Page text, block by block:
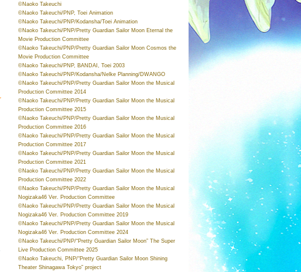
©Naoko Takeuchi
©Naoko Takeuchi/PNP, Toei Animation
©Naoko Takeuchi/PNP/Kodansha/Toei Animation
©Naoko Takeuchi/PNP/Pretty Guardian Sailor Moon Eternal the
Movie Production Committee
©Naoko Takeuchi/PNP/Pretty Guardian Sailor Moon Cosmos the
Movie Production Committee
©Naoko Takeuchi/PNP, BANDAI, Toei 2003
©Naoko Takeuchi/PNP/Kodansha/Nelke Planning/DWANGO
©Naoko Takeuchi/PNP/Pretty Guardian Sailor Moon the Musical
Production Committee 2014
©Naoko Takeuchi/PNP/Pretty Guardian Sailor Moon the Musical
Production Committee 2015
©Naoko Takeuchi/PNP/Pretty Guardian Sailor Moon the Musical
Production Committee 2016
©Naoko Takeuchi/PNP/Pretty Guardian Sailor Moon the Musical
Production Committee 2017
©Naoko Takeuchi/PNP/Pretty Guardian Sailor Moon the Musical
Production Committee 2021
©Naoko Takeuchi/PNP/Pretty Guardian Sailor Moon the Musical
Production Committee 2022
©Naoko Takeuchi/PNP/Pretty Guardian Sailor Moon the Musical
Nogizaka46 Ver. Production Committee
©Naoko Takeuchi/PNP/Pretty Guardian Sailor Moon the Musical
Nogizaka46 Ver. Production Committee 2019
©Naoko Takeuchi/PNP/Pretty Guardian Sailor Moon the Musical
Nogizaka46 Ver. Production Committee 2024
©Naoko Takeuchi/PNP/“Pretty Guardian Sailor Moon” The Super
Live Production Committee 2025
©Naoko Takeuchi, PNP/“Pretty Guardian Sailor Moon Shining
Theater Shinagawa Tokyo” project